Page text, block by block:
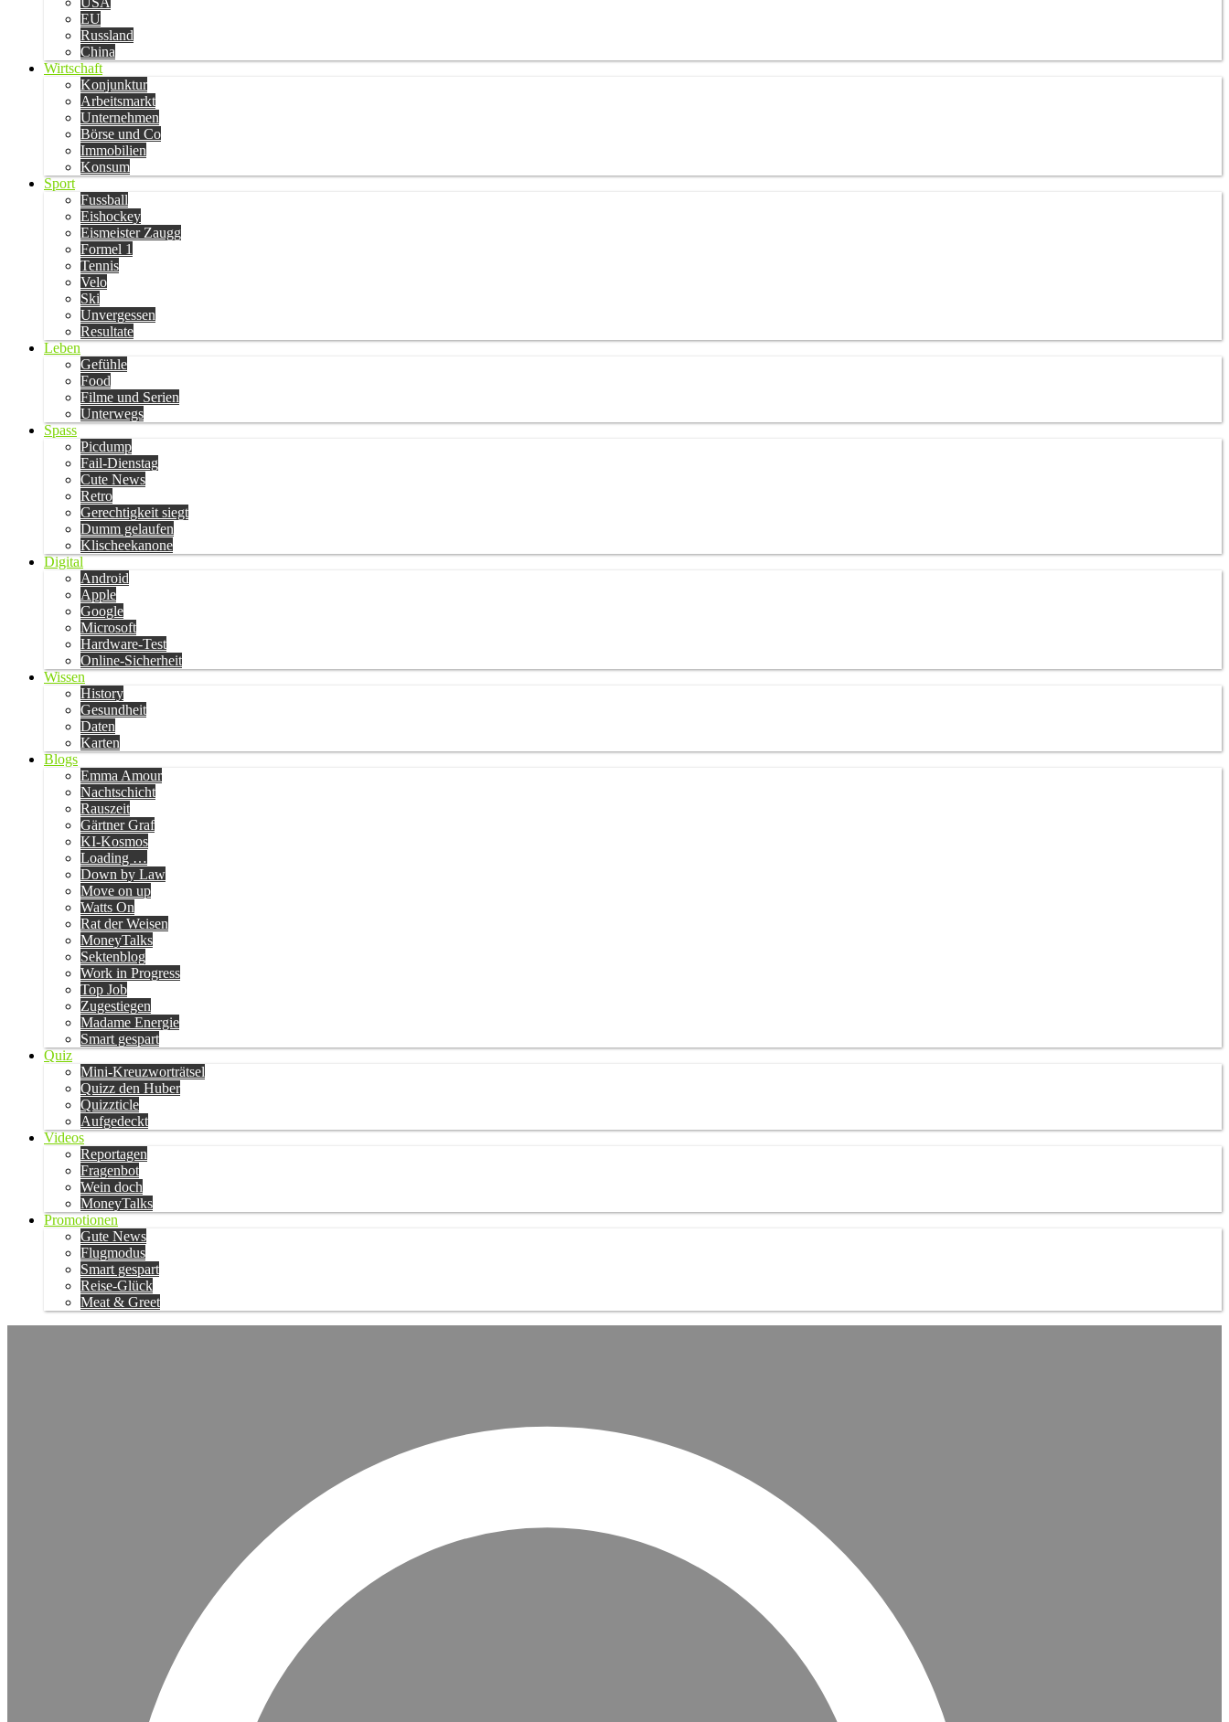
EU
Russland
China
Wirtschaft
Konjunktur
Arbeitsmarkt
Unternehmen
Börse und Co
Immobilien
Konsum
Sport
Fussball
Eishockey
Eismeister Zaugg
Formel 1
Tennis
Velo
Ski
Unvergessen
Resultate
Leben
Gefühle
Food
Filme und Serien
Unterwegs
Spass
Picdump
Fail-Dienstag
Cute News
Retro
Gerechtigkeit siegt
Dumm gelaufen
Klischeekanone
Digital
Android
Apple
Google
Microsoft
Hardware-Test
Online-Sicherheit
Wissen
History
Gesundheit
Daten
Karten
Blogs
Emma Amour
Nachtschicht
Rauszeit
Gärtner Graf
KI-Kosmos
Loading …
Down by Law
Move on up
Watts On
Rat der Weisen
MoneyTalks
Sektenblog
Work in Progress
Top Job
Zugestiegen
Madame Energie
Smart gespart
Quiz
Mini-Kreuzworträtsel
Quizz den Huber
Quizzticle
Aufgedeckt
Videos
Reportagen
Fragenbot
Wein doch
MoneyTalks
Promotionen
Gute News
Flugmodus
Smart gespart
Reise-Glück
Meat & Greet